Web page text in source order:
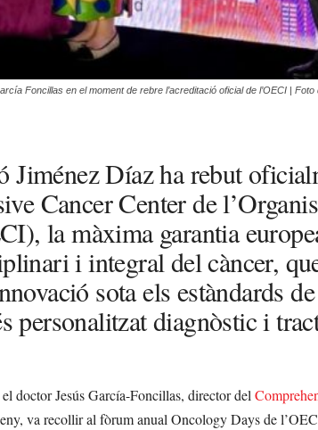
Foncillas en el moment de rebre l’acreditació oficial de l’OECI |
Jiménez Díaz ha rebut
Cancer Center de
la màxima garantia
i integral del càncer,
sota els estàndards
diagnòstic i
doctor Jesús García-Foncillas, director del
va recollir al fòrum anual Oncology Days de